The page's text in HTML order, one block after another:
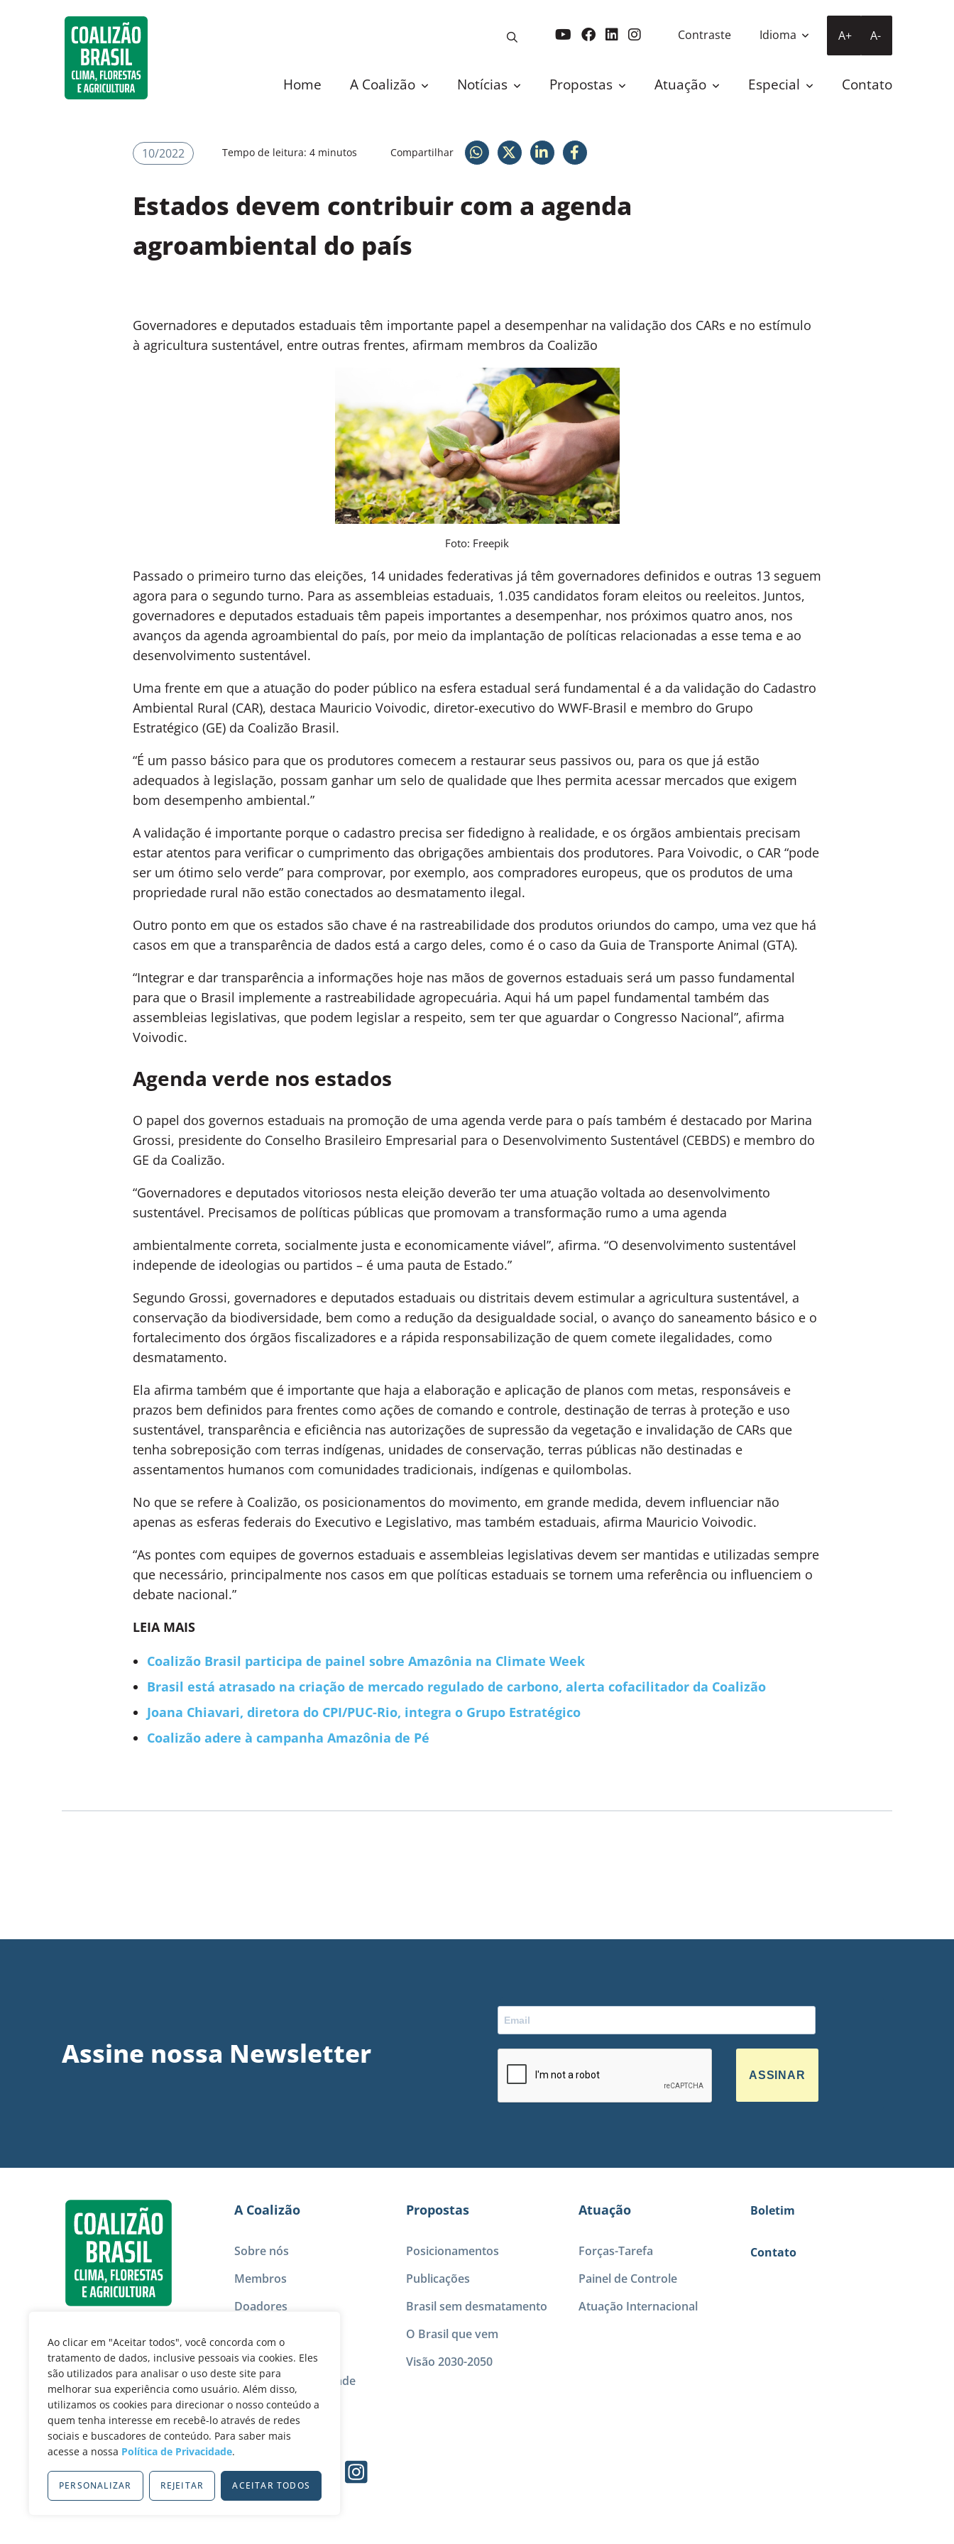
Ao clicar em "Aceitar todos", você concorda com o
tratamento de dados, inclusive pessoais via cookies. Eles
são utilizados para analisar o uso deste site para
melhorar sua experiência como usuário. Além disso,
utilizamos os cookies para direcionar o nosso conteúdo a
quem tenha interesse em recebê-lo através de redes
sociais e buscadores de conteúdo. Para saber mais
acesse a nossa Política de Privacidade.
PERSONALIZAR REJEITAR ACEITAR TODOS
Contraste Idioma A+ A-
Home A Coalizão Notícias Propostas Atuação Especial Contato
10/2022 Tempo de leitura: 4 minutos Compartilhar
Estados devem contribuir com a agenda
agroambiental do país
Governadores e deputados estaduais têm importante papel a desempenhar na validação dos CARs e no estímulo
à agricultura sustentável, entre outras frentes, afirmam membros da Coalizão
Foto: Freepik
Passado o primeiro turno das eleições, 14 unidades federativas já têm governadores definidos e outras 13 seguem
agora para o segundo turno. Para as assembleias estaduais, 1.035 candidatos foram eleitos ou reeleitos. Juntos,
governadores e deputados estaduais têm papeis importantes a desempenhar, nos próximos quatro anos, nos
avanços da agenda agroambiental do país, por meio da implantação de políticas relacionadas a esse tema e ao
desenvolvimento sustentável.
Uma frente em que a atuação do poder público na esfera estadual será fundamental é a da validação do Cadastro
Ambiental Rural (CAR), destaca Mauricio Voivodic, diretor-executivo do WWF-Brasil e membro do Grupo
Estratégico (GE) da Coalizão Brasil.
“É um passo básico para que os produtores comecem a restaurar seus passivos ou, para os que já estão
adequados à legislação, possam ganhar um selo de qualidade que lhes permita acessar mercados que exigem
bom desempenho ambiental.”
A validação é importante porque o cadastro precisa ser fidedigno à realidade, e os órgãos ambientais precisam
estar atentos para verificar o cumprimento das obrigações ambientais dos produtores. Para Voivodic, o CAR “pode
ser um ótimo selo verde” para comprovar, por exemplo, aos compradores europeus, que os produtos de uma
propriedade rural não estão conectados ao desmatamento ilegal.
Outro ponto em que os estados são chave é na rastreabilidade dos produtos oriundos do campo, uma vez que há
casos em que a transparência de dados está a cargo deles, como é o caso da Guia de Transporte Animal (GTA).
“Integrar e dar transparência a informações hoje nas mãos de governos estaduais será um passo fundamental
para que o Brasil implemente a rastreabilidade agropecuária. Aqui há um papel fundamental também das
assembleias legislativas, que podem legislar a respeito, sem ter que aguardar o Congresso Nacional”, afirma
Voivodic.
Agenda verde nos estados
O papel dos governos estaduais na promoção de uma agenda verde para o país também é destacado por Marina
Grossi, presidente do Conselho Brasileiro Empresarial para o Desenvolvimento Sustentável (CEBDS) e membro do
GE da Coalizão.
“Governadores e deputados vitoriosos nesta eleição deverão ter uma atuação voltada ao desenvolvimento
sustentável. Precisamos de políticas públicas que promovam a transformação rumo a uma agenda
ambientalmente correta, socialmente justa e economicamente viável”, afirma. “O desenvolvimento sustentável
independe de ideologias ou partidos – é uma pauta de Estado.”
Segundo Grossi, governadores e deputados estaduais ou distritais devem estimular a agricultura sustentável, a
conservação da biodiversidade, bem como a redução da desigualdade social, o avanço do saneamento básico e o
fortalecimento dos órgãos fiscalizadores e a rápida responsabilização de quem comete ilegalidades, como
desmatamento.
Ela afirma também que é importante que haja a elaboração e aplicação de planos com metas, responsáveis e
prazos bem definidos para frentes como ações de comando e controle, destinação de terras à proteção e uso
sustentável, transparência e eficiência nas autorizações de supressão da vegetação e invalidação de CARs que
tenha sobreposição com terras indígenas, unidades de conservação, terras públicas não destinadas e
assentamentos humanos com comunidades tradicionais, indígenas e quilombolas.
No que se refere à Coalizão, os posicionamentos do movimento, em grande medida, devem influenciar não
apenas as esferas federais do Executivo e Legislativo, mas também estaduais, afirma Mauricio Voivodic.
“As pontes com equipes de governos estaduais e assembleias legislativas devem ser mantidas e utilizadas sempre
que necessário, principalmente nos casos em que políticas estaduais se tornem uma referência ou influenciem o
debate nacional.”
LEIA MAIS
Coalizão Brasil participa de painel sobre Amazônia na Climate Week
Brasil está atrasado na criação de mercado regulado de carbono, alerta cofacilitador da Coalizão
Joana Chiavari, diretora do CPI/PUC-Rio, integra o Grupo Estratégico
Coalizão adere à campanha Amazônia de Pé
Assine nossa Newsletter
ASSINAR
A Coalizão
Sobre nós
Membros
Doadores
Coalizão
Política de Privacidade
Nossas redes
Propostas
Posicionamentos
Publicações
Brasil sem desmatamento
O Brasil que vem
Visão 2030-2050
Atuação
Forças-Tarefa
Painel de Controle
Atuação Internacional
Boletim
Contato